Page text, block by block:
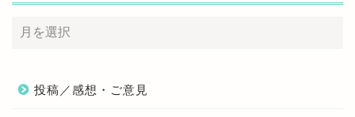
投稿／感想・ご意見